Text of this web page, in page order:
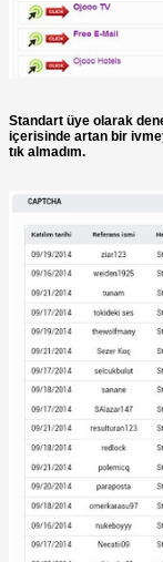
Standart üye olarak
içerisinde artan bir
tık almadım.